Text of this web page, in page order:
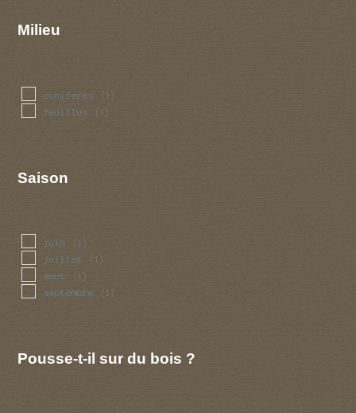
Milieu
coniferes (1)
feuillus (1)
Saison
juin (1)
juillet (1)
aout (1)
septembre (1)
Pousse-t-il sur du bois ?